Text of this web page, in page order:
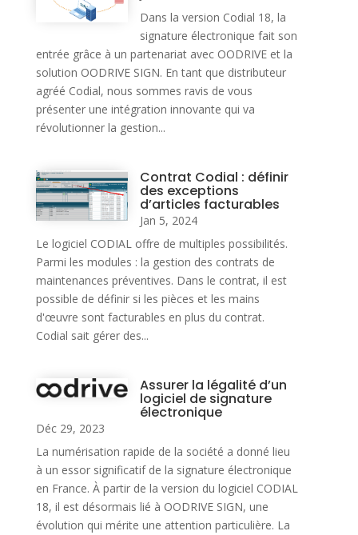
Dans la version Codial 18, la
signature électronique fait son
entrée grâce à un partenariat avec OODRIVE et la
solution OODRIVE SIGN. En tant que distributeur
agréé Codial, nous sommes ravis de vous
présenter une intégration innovante qui va
révolutionner la gestion...
Contrat Codial : définir
des exceptions
d’articles facturables
Jan 5, 2024
Le logiciel CODIAL offre de multiples possibilités.
Parmi les modules : la gestion des contrats de
maintenances préventives. Dans le contrat, il est
possible de définir si les pièces et les mains
d'œuvre sont facturables en plus du contrat.
Codial sait gérer des...
Assurer la légalité d’un
logiciel de signature
électronique
Déc 29, 2023
La numérisation rapide de la société a donné lieu
à un essor significatif de la signature électronique
en France. À partir de la version du logiciel CODIAL
18, il est désormais lié à OODRIVE SIGN, une
évolution qui mérite une attention particulière. La